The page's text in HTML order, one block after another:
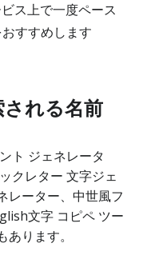
ス上で一度ペース
すすめします
れる名前
ト ジェネレータ
クレター 文字ジェ
レーター、中世風フ
文字 コピペ ツー
ります。